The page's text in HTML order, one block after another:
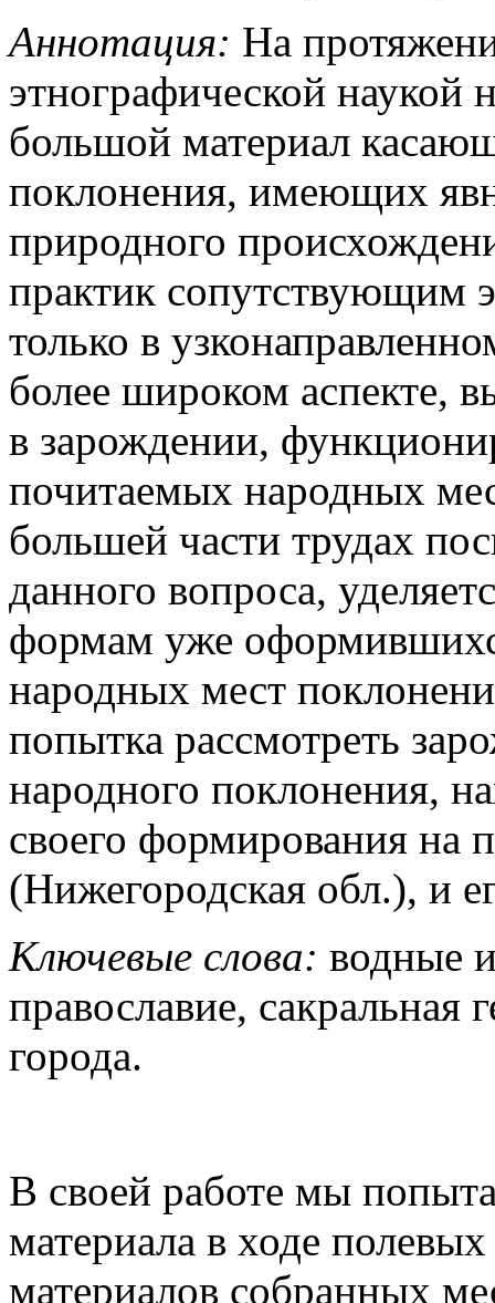
Аннотация: На
этнографической наукой
большой материал
поклонения, имеющих
природного
практик сопутствующим
только в
более широком аспекте,
в зарождении,
почитаемых народных
большей части трудах
данного вопроса,
формам уже
народных мест
попытка рассмотреть
народного поклонения,
своего формирования на
(Нижегородская обл.), и
Ключевые слова: водные
православие, сакральная
города.
В своей работе мы
материала в ходе
материалов собранных